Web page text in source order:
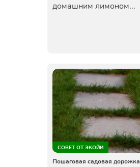
домашним лимоном...
СОВЕТ ОТ ЭКОЙИ
Пошаговая садовая дорожка